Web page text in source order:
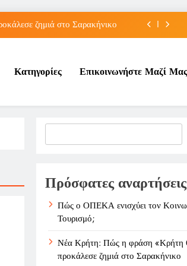
ζημιά στο Σαρακήνικο
των εκπτώσεων πετρελαίου στο ;
ζημιά στο Σαρακήνικο
του γιου της για την καριέρα;
Κατηγορίες Επικοινωνήστε Μαζί Μας
Πρόσφατες αναρτήσεις
Πώς ο ΟΠΕΚΑ ενισχύει τον
Τουρισμό;
Νέα Κρήτη: Πώς η φράση
προκάλεσε ζημιά στο Σαρακήνικο